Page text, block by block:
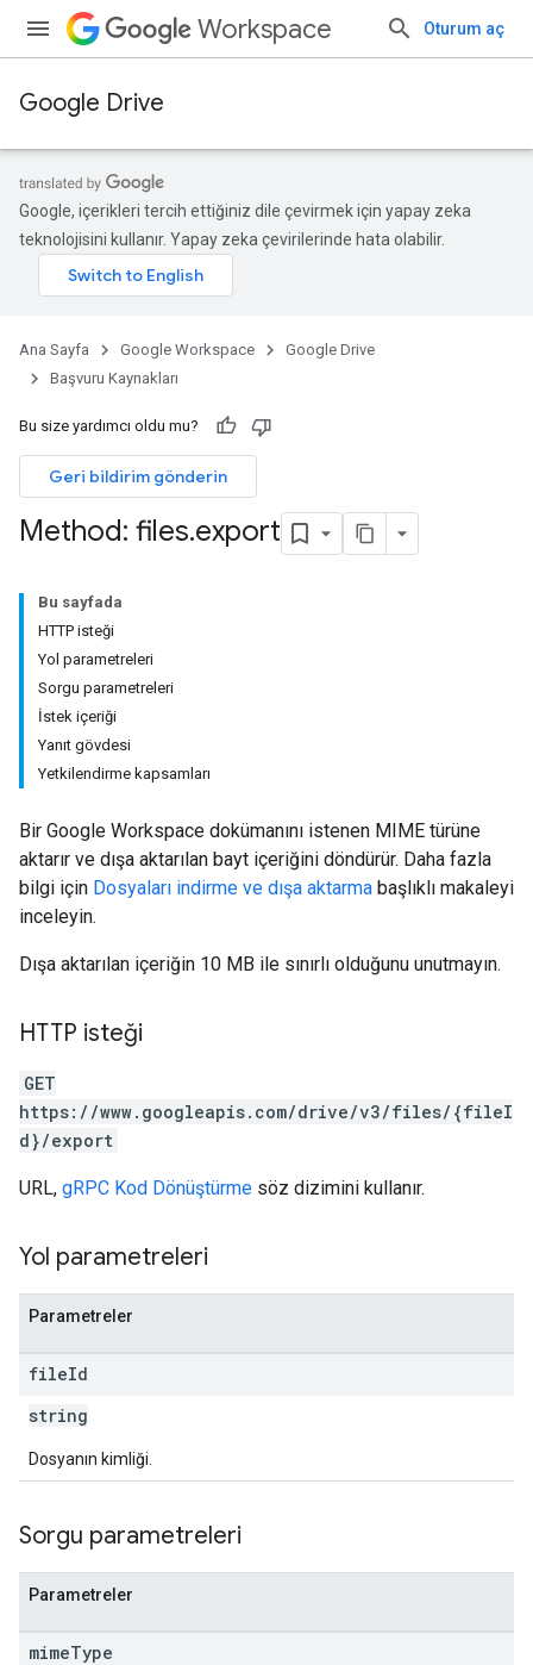
Workspace Oturum aç
Google Drive
Google, içerikleri tercih ettiğiniz dile çevirmek için yapay zeka
teknolojisini kullanır. Yapay zeka çevirilerinde hata olabilir.
Ana Sayfa Google Workspace
Google Drive
Başvuru Kaynakları
Bu size yardımcı oldu mu?
Geri bildirim gönderin
Method: files.export
Bu sayfada
HTTP isteği
Yol parametreleri
Sorgu parametreleri
İstek içeriği
Yanıt gövdesi
Yetkilendirme kapsamları
Bir Google Workspace dokümanını istenen MIME türüne
aktarır ve dışa aktarılan bayt içeriğini döndürür. Daha fazla
bilgi için Dosyaları indirme ve dışa aktarma başlıklı makaleyi
inceleyin.
Dışa aktarılan içeriğin 10 MB ile sınırlı olduğunu unutmayın.
HTTP isteği
GET
https://www.googleapis.com/drive/v3/files/{fileI
d}/export
URL, gRPC Kod Dönüştürme söz dizimini kullanır.
Yol parametreleri
Parametreler
fileId
string
Dosyanın kimliği.
Sorgu parametreleri
Parametreler
mimeType